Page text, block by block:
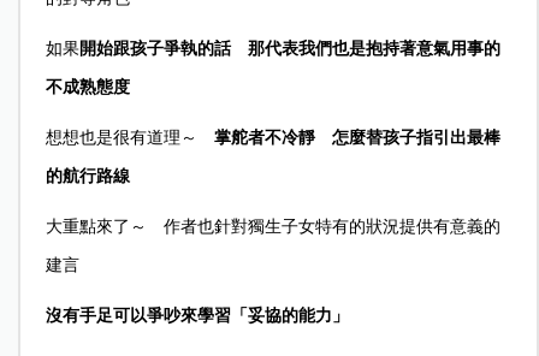
如果開始跟孩子爭執的話 那代表我們也是抱持著意氣用事的
不成熟態度
想想也是很有道理～ 掌舵者不冷靜 怎麼替孩子指引出最棒
的航行路線
大重點來了～ 作者也針對獨生子女特有的狀況提供有意義的
建言
沒有手足可以爭吵來學習「妥協的能力」